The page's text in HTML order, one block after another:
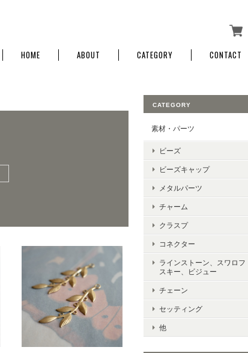
HOME ABOUT CATEGORY CONTACT
CATEGORY
素材・パーツ
ビーズ
ビーズキャップ
メタルパーツ
チャーム
クラスプ
コネクター
ラインストーン、スワロフ
スキー、ビジュー
チェーン
セッティング
他